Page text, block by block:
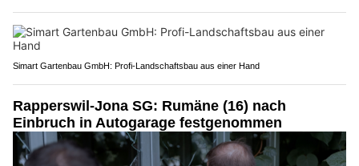
Simart Gartenbau GmbH: Profi-Landschaftsbau aus einer Hand
Rapperswil-Jona SG: Rumäne (16) nach
Einbruch in Autogarage festgenommen